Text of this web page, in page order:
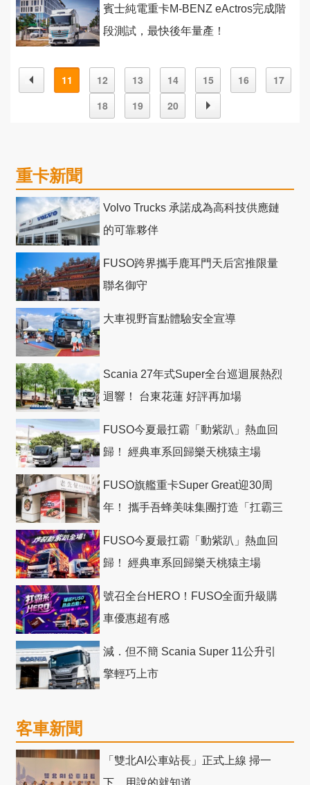
賓士純電重卡M-BENZ eActros完成階
段測試，最快後年量產！
11 12 13 14 15 16
17
18
19 20
重卡新聞
Volvo Trucks 承諾成為高科技供應鏈
的可靠夥伴
FUSO跨界攜手鹿耳門天后宮推限量
聯名御守
大車視野盲點體驗安全宣導
Scania 27年式Super全台巡迴展熱烈
迴響！ 台東花蓮 好評再加場
FUSO今夏最扛霸「動紫趴」熱血回
歸！ 經典車系回歸樂天桃猿主場
FUSO旗艦重卡Super Great迎30周
年！ 攜手吾蜂美味集團打造「扛霸三
FUSO今夏最扛霸「動紫趴」熱血回
歸！ 經典車系回歸樂天桃猿主場
號召全台HERO！FUSO全面升級購
車優惠超有感
減．但不簡 Scania Super 11公升引
擎輕巧上市
客車新聞
「雙北AI公車站長」正式上線 掃一
下、用說的就知道